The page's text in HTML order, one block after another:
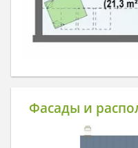
Фасады и